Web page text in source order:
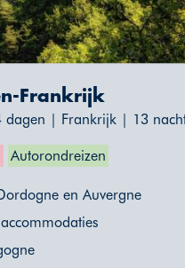
Frankrijk
| Frankrijk | 13
Autorondreizen
en Auvergne